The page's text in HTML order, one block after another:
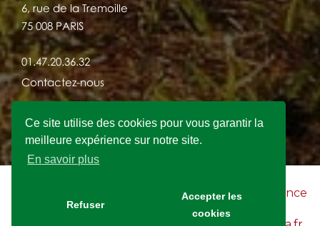
Ce site utilise des cookies pour vous garantir la
meilleure expérience sur notre site.
En savoir plus
Refuser
Accepter les
cookies
6, rue de la Tremoille
75 008 PARIS
01.47.20.36.32
Contactez-nous
2021 © FRANSYLVA - Site Internet crée par
l'agence